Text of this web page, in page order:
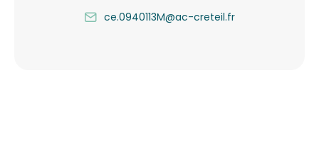
ce.0940113M@ac-creteil.fr